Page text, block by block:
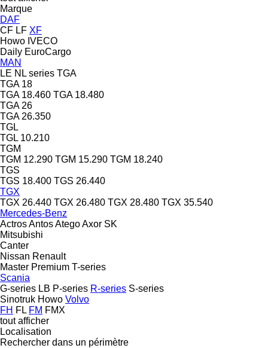
Marque
DAF
CF LF XF
Howo IVECO
Daily EuroCargo
MAN
LE NL series TGA
TGA 18
TGA 18.460 TGA 18.480
TGA 26
TGA 26.350
TGL
TGL 10.210
TGM
TGM 12.290 TGM 15.290 TGM 18.240
TGS
TGS 18.400 TGS 26.440
TGX
TGX 26.440 TGX 26.480 TGX 28.480 TGX 35.540
Mercedes-Benz
ActrosAntosAtegoAxor SK
Mitsubishi
Canter
Nissan Renault
Master Premium T-series
Scania
G-series LB P-series R-series S-series
Sinotruk Howo Volvo
FH FL FM FMX
tout afficher
Localisation
Rechercher dans un périmètre